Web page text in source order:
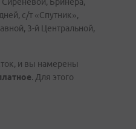
с/т «Спутник»,
3-й Центральной,
и вы намерены
. Для этого